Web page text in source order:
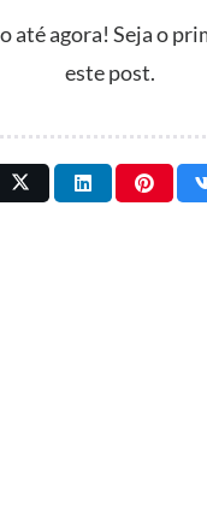
até agora! Seja o
este post.